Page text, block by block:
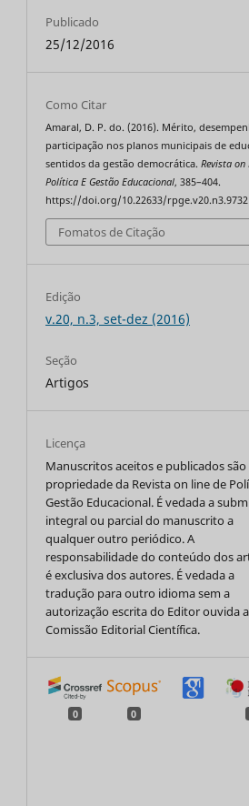
Publicado
25/12/2016
Como Citar
Amaral, D. P. do. (2016). Mérito,
participação nos planos municipais de
sentidos da gestão democrática.Revista on
Política E Gestão Educacional, 385–404.
https://doi.org/10.22633/rpge.v20.n3.9732
Fomatos de Citação
Edição
v.20, n.3, set-dez (2016)
Seção
Artigos
Licença
Manuscritos aceitos e publicados são
propriedade da Revista on line de
Gestão Educacional. É vedada a
integral ou parcial do manuscrito a
qualquer outro periódico. A
responsabilidade do conteúdo dos
é exclusiva dos autores. É vedada a
tradução para outro idioma sem a
autorização escrita do Editor ouvida a
Comissão Editorial Científica.
0 0